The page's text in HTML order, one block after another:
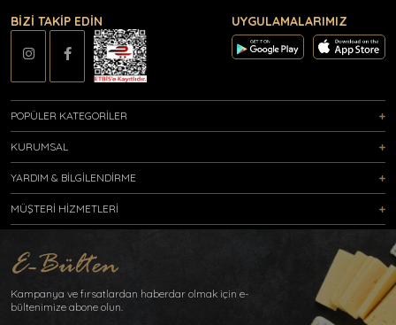
BİZİ TAKİP EDİN UYGULAMALARIMIZ
POPÜLER KATEGORİLER
KURUMSAL
YARDIM & BİLGİLENDİRME
MÜŞTERİ HİZMETLERİ
Kampanya ve fırsatlardan haberdar olmak için e-
bültenimize abone olun.